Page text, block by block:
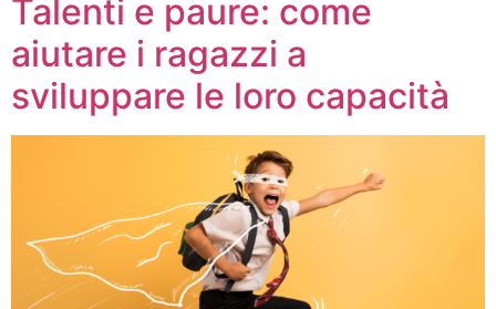
Talenti e paure: come
aiutare i ragazzi a
sviluppare le loro capacità